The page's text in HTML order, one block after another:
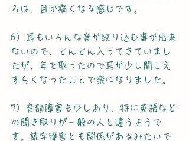
ろは、目が痛くなる感じです。
6）耳もいろんな音が絞り込む事が出来
ないので、どんどん入ってきていまし
たが、年を取ったので耳が少し聞こえ
ずらくなったことで楽になりました。
7）音韻障害も少しあり、特に英語など
の聞き取りが一般の人と違うようで
す。読字障害とも関係があるみたいで